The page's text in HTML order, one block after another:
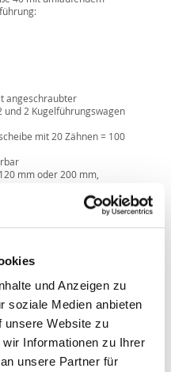
und Anzeigen zu
soziale Medien anbieten
unsere Website zu
Informationen zu Ihrer
unsere Partner für
angeschraubter
und 2 Kugelführungswagen
mit 20 Zähnen = 100
mm oder 200 mm,